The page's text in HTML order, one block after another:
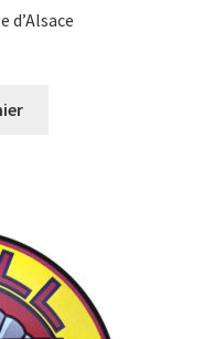
d’Alsace